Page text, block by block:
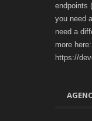
endpoints
you need
need a
more here:
https://